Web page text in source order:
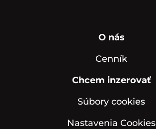
O nás
Cenník
Chcem inzerovať
Súbory cookies
Nastavenia Cookies